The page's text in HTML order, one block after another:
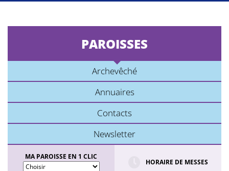
PAROISSES
Archevêché
Annuaires
Contacts
Newsletter
MA PAROISSE EN 1 CLIC
HORAIRE DE MESSES